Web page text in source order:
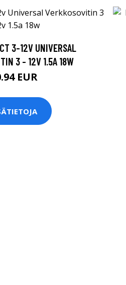
3-12V UNIVERSAL
3 - 12V 1.5A 18W
EUR